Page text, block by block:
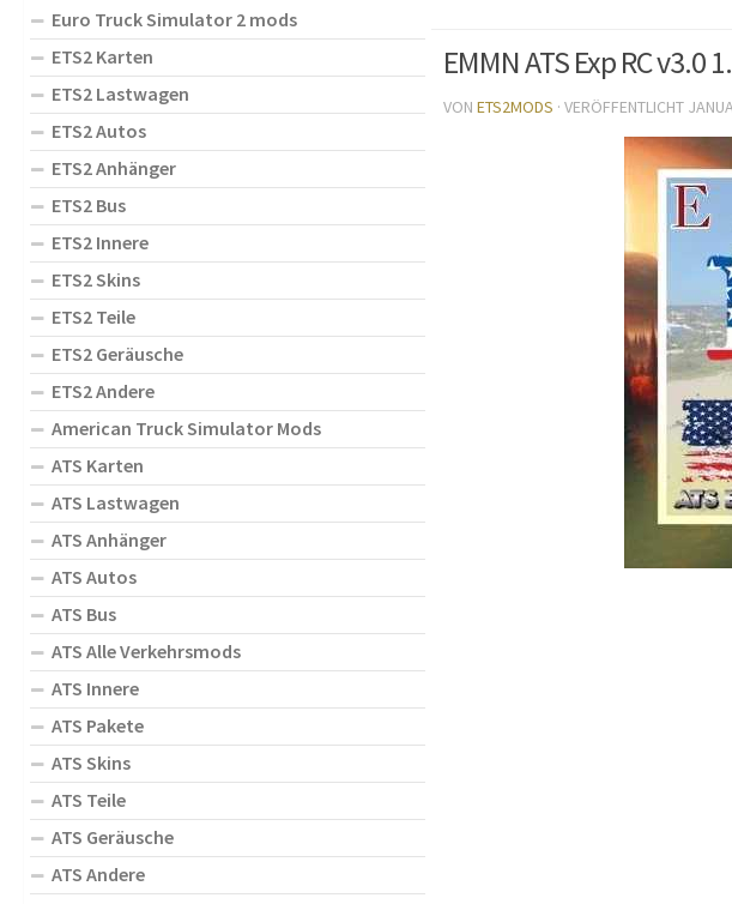
EMMN ATS Exp RC v3.0
VON ETS2MODS · VERÖFFENTLICHT
Euro Truck Simulator 2 mods
ETS2 Karten
ETS2 Lastwagen
ETS2 Autos
ETS2 Anhänger
ETS2 Bus
ETS2 Innere
ETS2 Skins
ETS2 Teile
ETS2 Geräusche
ETS2 Andere
American Truck Simulator Mods
ATS Karten
ATS Lastwagen
ATS Anhänger
ATS Autos
ATS Bus
ATS Alle Verkehrsmods
ATS Innere
ATS Pakete
ATS Skins
ATS Teile
ATS Geräusche
ATS Andere